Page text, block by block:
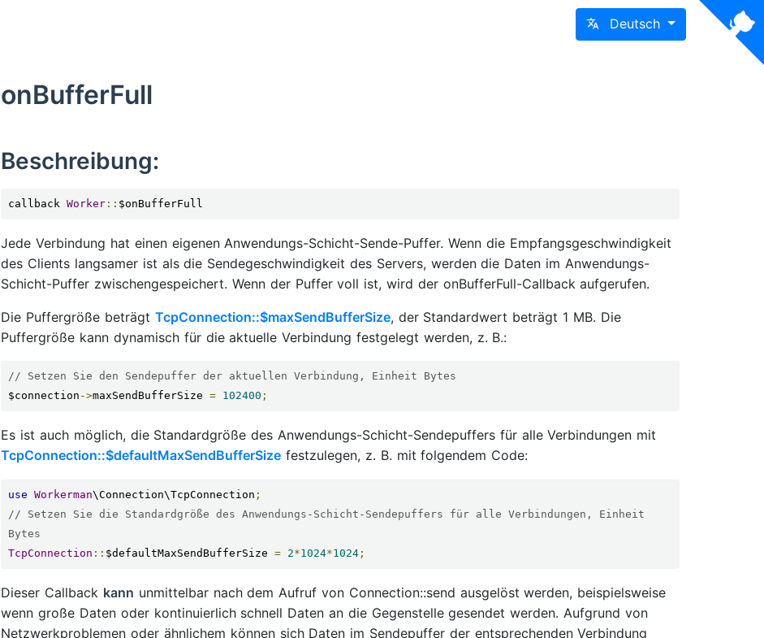
Deutsch
onBufferFull
Beschreibung:
callback Worker :: $onBufferFull
Jede Verbindung hat einen eigenen Anwendungs-Schicht-Sende-Puffer. Wenn die Empfangsgeschwindigkeit
des Clients langsamer ist als die Sendegeschwindigkeit des Servers, werden die Daten im Anwendungs-
Schicht-Puffer zwischengespeichert. Wenn der Puffer voll ist, wird der onBufferFull-Callback aufgerufen.
Die Puffergröße beträgt TcpConnection::$maxSendBufferSize, der Standardwert beträgt 1 MB. Die
Puffergröße kann dynamisch für die aktuelle Verbindung festgelegt werden, z. B.:
// Setzen Sie den Sendepuffer der aktuellen Verbindung, Einheit Bytes
$connection ->maxSendBufferSize = 102400 ;
Es ist auch möglich, die Standardgröße des Anwendungs-Schicht-Sendepuffers für alle Verbindungen mit
TcpConnection::$defaultMaxSendBufferSize festzulegen, z. B. mit folgendem Code:
use Workerman\Connection\TcpConnection ;
// Setzen Sie die Standardgröße des Anwendungs-Schicht-Sendepuffers für alle Verbindungen, Einheit
Bytes
TcpConnection :: $defaultMaxSendBufferSize = 2*1024*1024 ;
Dieser Callback kann unmittelbar nach dem Aufruf von Connection::send ausgelöst werden, beispielsweise
wenn große Daten oder kontinuierlich schnell Daten an die Gegenstelle gesendet werden. Aufgrund von
Netzwerkproblemen oder ähnlichem können sich Daten im Sendepuffer der entsprechenden Verbindung